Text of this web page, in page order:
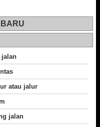
jalan
atau jalur
jalan